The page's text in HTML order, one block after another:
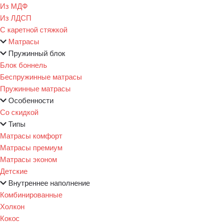
Из МДФ
Из ЛДСП
С каретной стяжкой
Матрасы
Пружинный блок
Блок боннель
Беспружинные матрасы
Пружинные матрасы
Особенности
Со скидкой
Типы
Матрасы комфорт
Матрасы премиум
Матрасы эконом
Детские
Внутреннее наполнение
Комбинированные
Холкон
Кокос